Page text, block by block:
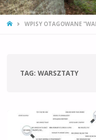
STRONA
WPISY OTAGOWANE
TAG: WARSZTATY